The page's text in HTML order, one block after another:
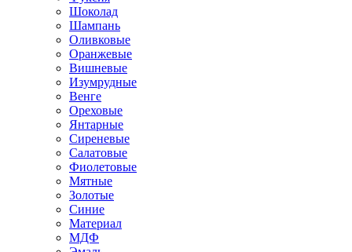
Шоколад
Шампань
Оливковые
Оранжевые
Вишневые
Изумрудные
Венге
Ореховые
Янтарные
Сиреневые
Салатовые
Фиолетовые
Мятные
Золотые
Синие
Материал
МДФ